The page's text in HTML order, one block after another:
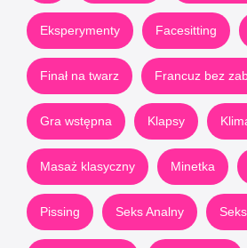
Eksperymenty Facesitting
Finał na twarz Francuz bez
Gra wstępna Klapsy
Masaż klasyczny Minetka
Pissing Seks Analny